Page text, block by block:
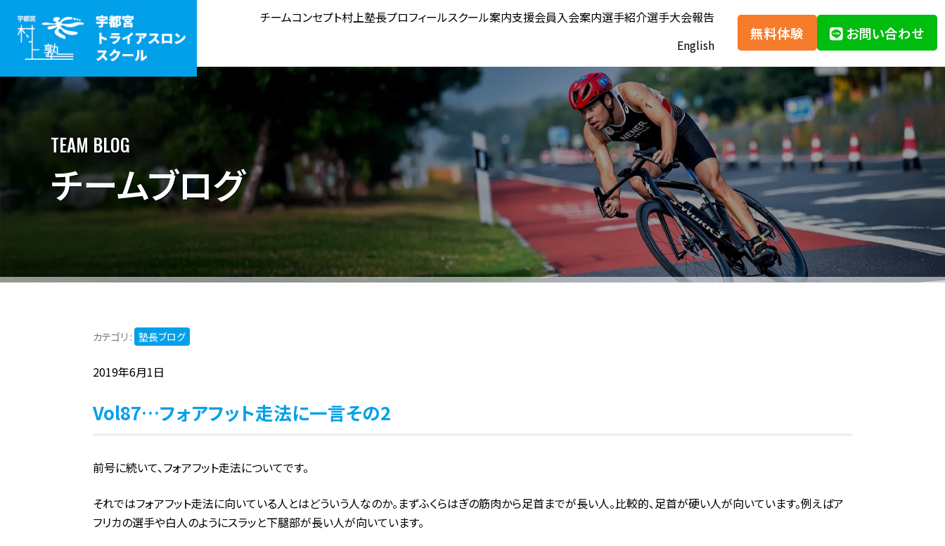
チームコンセプト村上塾長プロフィールスクール案内支援会員入会案内選手紹介選手大会報告
English
無料体験 お問い合わせ
TEAM BLOG
チームブログ
カテゴリ : 塾長ブログ
2019年6月1日
Vol87…フォアフット走法に一言その2
前号に続いて、フォアフット走法についてです。
それではフォアフット走法に向いている人とはどういう人なのか。まずふくらはぎの筋肉から足首までが長い人。比較的、足首が硬い人が向いています。例えばア
フリカの選手や白人のようにスラッと下腿部が長い人が向いています。